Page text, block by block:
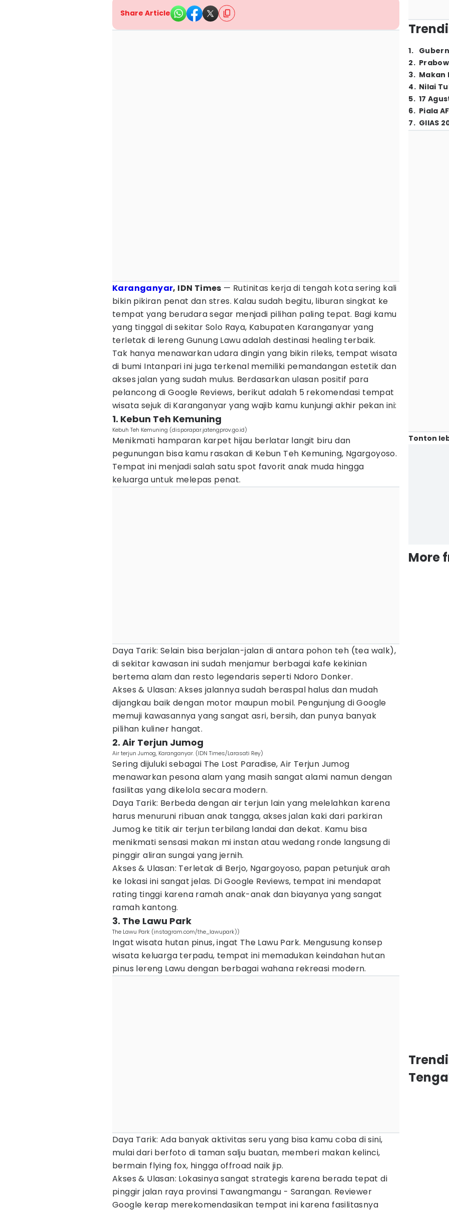
Share Article
Karanganyar, IDN Times — Rutinitas kerja di tengah kota sering kali
bikin pikiran penat dan stres. Kalau sudah begitu, liburan singkat ke
tempat yang berudara segar menjadi pilihan paling tepat. Bagi kamu
yang tinggal di sekitar Solo Raya, Kabupaten Karanganyar yang
terletak di lereng Gunung Lawu adalah destinasi healing terbaik.
Tak hanya menawarkan udara dingin yang bikin rileks, tempat wisata
di bumi Intanpari ini juga terkenal memiliki pemandangan estetik dan
akses jalan yang sudah mulus. Berdasarkan ulasan positif para
pelancong di Google Reviews, berikut adalah 5 rekomendasi tempat
wisata sejuk di Karanganyar yang wajib kamu kunjungi akhir pekan ini:
1. Kebun Teh Kemuning
Kebuh Teh Kemuning (disporapar.jatengprov.go.id)
Menikmati hamparan karpet hijau berlatar langit biru dan
pegunungan bisa kamu rasakan di Kebun Teh Kemuning, Ngargoyoso.
Tempat ini menjadi salah satu spot favorit anak muda hingga
keluarga untuk melepas penat.
Daya Tarik: Selain bisa berjalan-jalan di antara pohon teh (tea walk),
di sekitar kawasan ini sudah menjamur berbagai kafe kekinian
bertema alam dan resto legendaris seperti Ndoro Donker.
Akses & Ulasan: Akses jalannya sudah beraspal halus dan mudah
dijangkau baik dengan motor maupun mobil. Pengunjung di Google
memuji kawasannya yang sangat asri, bersih, dan punya banyak
pilihan kuliner hangat.
2. Air Terjun Jumog
Air terjun Jumog, Karanganyar. (IDN Times/Larasati Rey)
Sering dijuluki sebagai The Lost Paradise, Air Terjun Jumog
menawarkan pesona alam yang masih sangat alami namun dengan
fasilitas yang dikelola secara modern.
Daya Tarik: Berbeda dengan air terjun lain yang melelahkan karena
harus menuruni ribuan anak tangga, akses jalan kaki dari parkiran
Jumog ke titik air terjun terbilang landai dan dekat. Kamu bisa
menikmati sensasi makan mi instan atau wedang ronde langsung di
pinggir aliran sungai yang jernih.
Akses & Ulasan: Terletak di Berjo, Ngargoyoso, papan petunjuk arah
ke lokasi ini sangat jelas. Di Google Reviews, tempat ini mendapat
rating tinggi karena ramah anak-anak dan biayanya yang sangat
ramah kantong.
3. The Lawu Park
The Lawu Park (instagram.com/the_lawupark))
Ingat wisata hutan pinus, ingat The Lawu Park. Mengusung konsep
wisata keluarga terpadu, tempat ini memadukan keindahan hutan
pinus lereng Lawu dengan berbagai wahana rekreasi modern.
Daya Tarik: Ada banyak aktivitas seru yang bisa kamu coba di sini,
mulai dari berfoto di taman salju buatan, memberi makan kelinci,
bermain flying fox, hingga offroad naik jip.
Akses & Ulasan: Lokasinya sangat strategis karena berada tepat di
pinggir jalan raya provinsi Tawangmangu - Sarangan. Reviewer
Google kerap merekomendasikan tempat ini karena fasilitasnya
1.
2.
3. Makan
4. Nilai
5. 17
6. Piala
7. GIIAS
Tonton
More